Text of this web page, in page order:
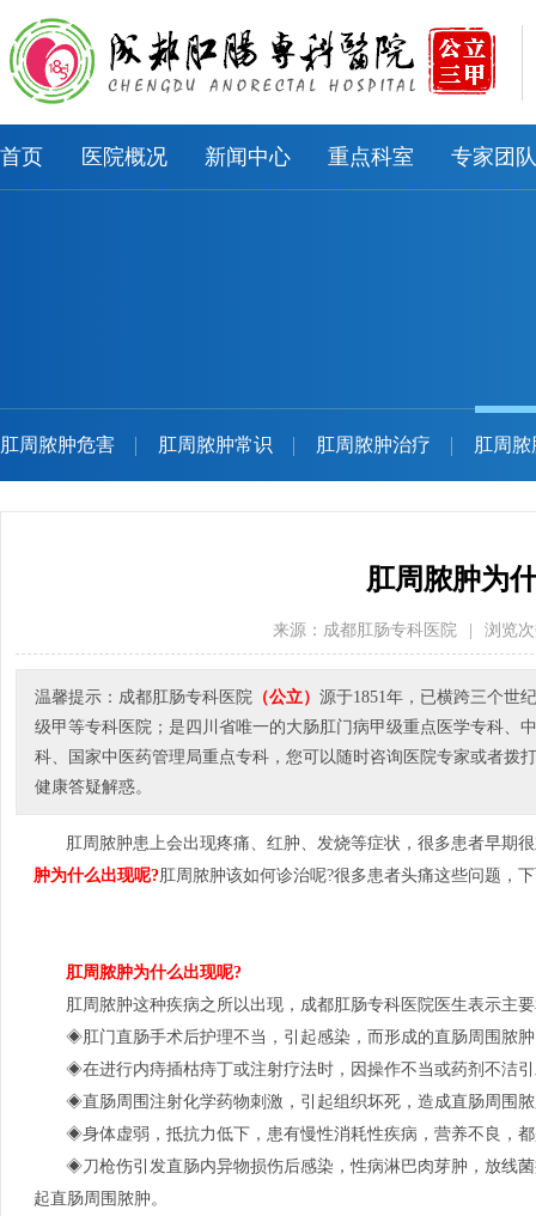
首页 医院概况 新闻中心 重点科室 专家团队
肛周脓肿危害 肛周脓肿常识 肛周脓肿治疗 肛周
肛周脓肿为
来源：成都肛肠专科医院 浏览
温馨提示：成都肛肠专科医院 （公立） 源于1851年，已横跨三个世
级甲等专科医院；是四川省唯一的大肠肛门病甲级重点医学专科、
科、国家中医药管理局重点专科，您可以随时咨询医院专家或者拨
健康答疑解惑。
肛周脓肿患上会出现疼痛、红肿、发烧等症状，很多患者早期
肿为什么出现呢?肛周脓肿该如何诊治呢?很多患者头痛这些问题，
肛周脓肿为什么出现呢?
肛周脓肿这种疾病之所以出现，成都肛肠专科医院医生表示主
◈肛门直肠手术后护理不当，引起感染，而形成的直肠周围脓
◈在进行内痔插枯痔丁或注射疗法时，因操作不当或药剂不洁
◈直肠周围注射化学药物刺激，引起组织坏死，造成直肠周围
◈身体虚弱，抵抗力低下，患有慢性消耗性疾病，营养不良，
◈刀枪伤引发直肠内异物损伤后感染，性病淋巴肉芽肿，放线
起直肠周围脓肿。